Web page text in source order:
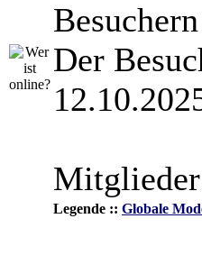
Der
Legende :: Globale